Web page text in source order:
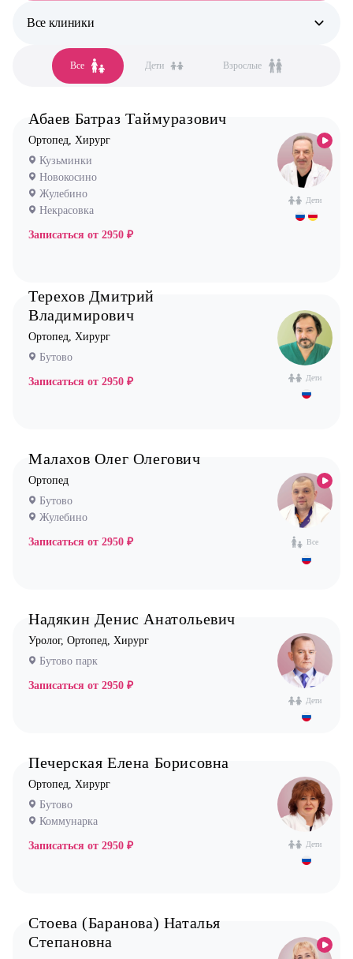
Все Дети Взрослые
Все специальности
Аллерголог-иммунолог
Анестезиолог
Дерматолог
Кардиолог детский
Логопед
Нефролог
Ортопед
Остеопат
Оториноларинголог (лор)
Психиатр
Психолог
Пульмонолог
Стоматолог терапевт
Хирург
Эндокринолог
Все клиники
Все клиники
Бутово парк
Жулебино
Коммунарка
Кузьминки
Дети
Абаев Батраз Таймуразович
Ортопед, Хирург
Кузьминки
Новокосино
Жулебино
Некрасовка
Записаться от 2950 ₽
Дети
Терехов Дмитрий
Владимирович
Ортопед, Хирург
Бутово
Записаться от 2950 ₽
Все
Малахов Олег Олегович
Ортопед
Бутово
Жулебино
Записаться от 2950 ₽
Дети
Надякин Денис Анатольевич
Уролог, Ортопед, Хирург
Бутово парк
Записаться от 2950 ₽
Дети
Печерская Елена Борисовна
Ортопед, Хирург
Бутово
Коммунарка
Записаться от 2950 ₽
Стоева (Баранова) Наталья
Степановна